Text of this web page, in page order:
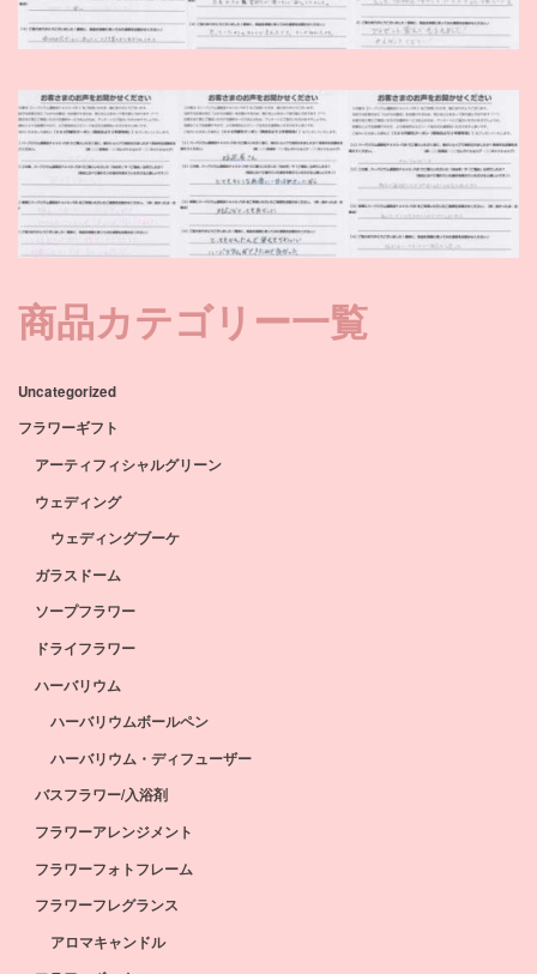
商品カテゴリー一覧
Uncategorized
フラワーギフト
アーティフィシャルグリーン
ウェディング
ウェディングブーケ
ガラスドーム
ソープフラワー
ドライフラワー
ハーバリウム
ハーバリウムボールペン
ハーバリウム・ディフューザー
バスフラワー/入浴剤
フラワーアレンジメント
フラワーフォトフレーム
フラワーフレグランス
アロマキャンドル